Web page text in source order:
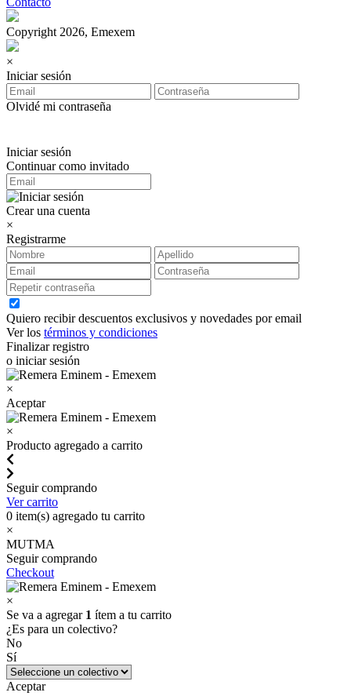
Copyright 2026, Emexem
×
Iniciar sesión
Olvidé mi contraseña
Iniciar sesión
Continuar como invitado
Crear una cuenta
×
Registrarme
Quiero recibir descuentos exclusivos y novedades por email
Ver los términos y condiciones
Finalizar registro
o iniciar sesión
×
Aceptar
×
Producto agregado a carrito
Seguir comprando
Ver carrito
0 item(s) agregado tu carrito
×
MUTMA
Seguir comprando
Checkout
×
Se va a agregar 1 ítem a tu carrito
¿Es para un colectivo?
No
Sí
Aceptar